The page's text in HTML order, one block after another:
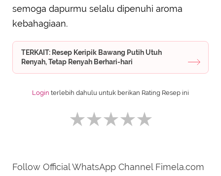
semoga dapurmu selalu dipenuhi aroma
kebahagiaan.
TERKAIT: Resep Keripik Bawang Putih Utuh
Renyah, Tetap Renyah Berhari-hari
Login terlebih dahulu untuk berikan Rating Resep ini
SUBMIT REVIEW
Follow Official WhatsApp Channel Fimela.com